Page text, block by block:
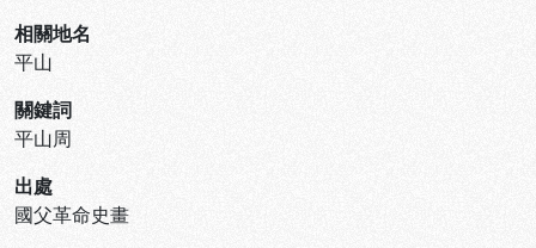
相關地名
平山
關鍵詞
平山周
出處
國父革命史畫